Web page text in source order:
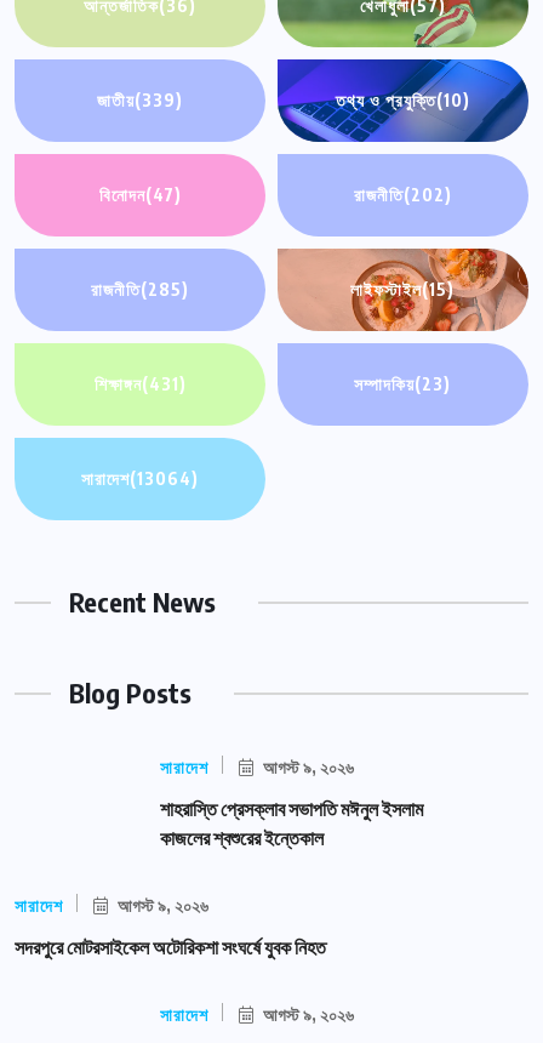
আন্তর্জাতিক(36) খেলাধুলা(57)
জাতীয়(339) তথ্য ও প্রযুক্তি(10)
বিনোদন(47) রাজনীতি(202)
রাজনীতি(285) লাইফস্টাইল(15)
শিক্ষাঙ্গন(431) সম্পাদকিয়(23)
সারাদেশ(13064)
Recent News
Blog Posts
সারাদেশ আগস্ট ৯, ২০২৬
শাহরাস্তি প্রেসক্লাব সভাপতি মঈনুল ইসলাম
কাজলের শ্বশুরের ইন্তেকাল
সারাদেশ আগস্ট ৯, ২০২৬
সদরপুরে মোটরসাইকেল অটোরিকশা সংঘর্ষে যুবক নিহত
সারাদেশ আগস্ট ৯, ২০২৬